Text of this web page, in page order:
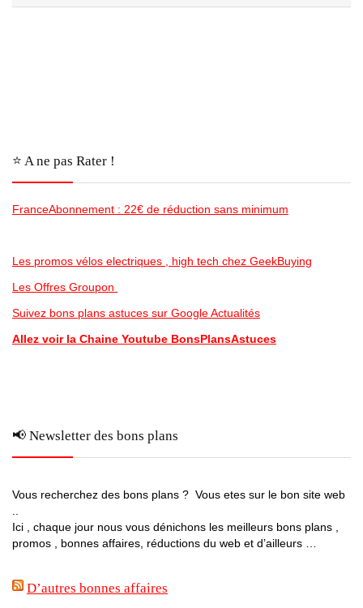
⭐️ A ne pas Rater !
FranceAbonnement : 22€ de réduction sans minimum
Les promos vélos electriques , high tech chez GeekBuying
Les Offres Groupon
Suivez bons plans astuces sur Google Actualités
Allez voir la Chaine Youtube BonsPlansAstuces
📢 Newsletter des bons plans
Vous recherchez des bons plans ? Vous etes sur le bon site web
Ici , chaque jour nous vous dénichons les meilleurs bons plans ,
promos , bonnes affaires, réductions du web et d’ailleurs …
D’autres bonnes affaires